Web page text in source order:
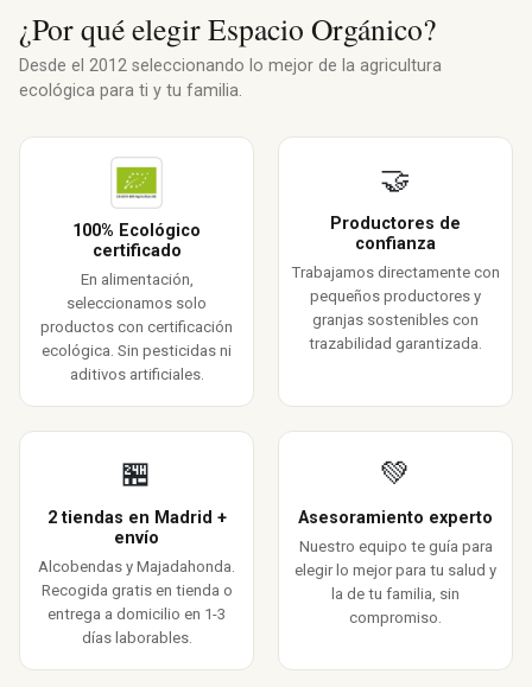
¿Por qué elegir Espacio Orgánico?
Desde el 2012 seleccionando lo mejor de la agricultura
ecológica para ti y tu familia.
100% Ecológico
certificado
En alimentación,
seleccionamos solo
productos con certificación
ecológica. Sin pesticidas ni
aditivos artificiales.
🤝
Productores de
confianza
Trabajamos directamente con
pequeños productores y
granjas sostenibles con
trazabilidad garantizada.
🏪
2 tiendas en Madrid +
envío
Alcobendas y Majadahonda.
Recogida gratis en tienda o
entrega a domicilio en 1-3
días laborables.
💚
Asesoramiento experto
Nuestro equipo te guía para
elegir lo mejor para tu salud y
la de tu familia, sin
compromiso.